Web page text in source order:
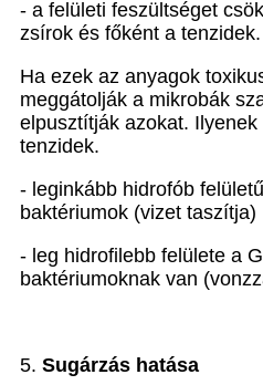
- a felületi feszültséget
zsírok és főként a tenzidek.
Ha ezek az anyagok
meggátolják a mikrobák
elpusztítják azokat.
tenzidek.
- leginkább hidrofób
baktériumok (vizet taszítja)
- leg hidrofilebb felülete a
baktériumoknak van
5. Sugárzás hatása